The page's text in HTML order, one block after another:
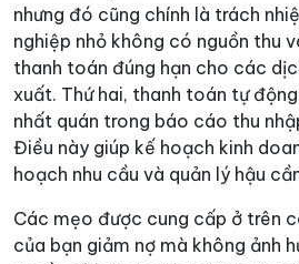
nhưng đó cũng chính là trách
nghiệp nhỏ không có nguồn thu
thanh toán đúng hạn cho các
xuất. Thứ hai, thanh toán tự
nhất quán trong báo cáo thu
Điều này giúp kế hoạch kinh
hoạch nhu cầu và quản lý hậu
Các mẹo được cung cấp ở trên
của bạn giảm nợ mà không ảnh